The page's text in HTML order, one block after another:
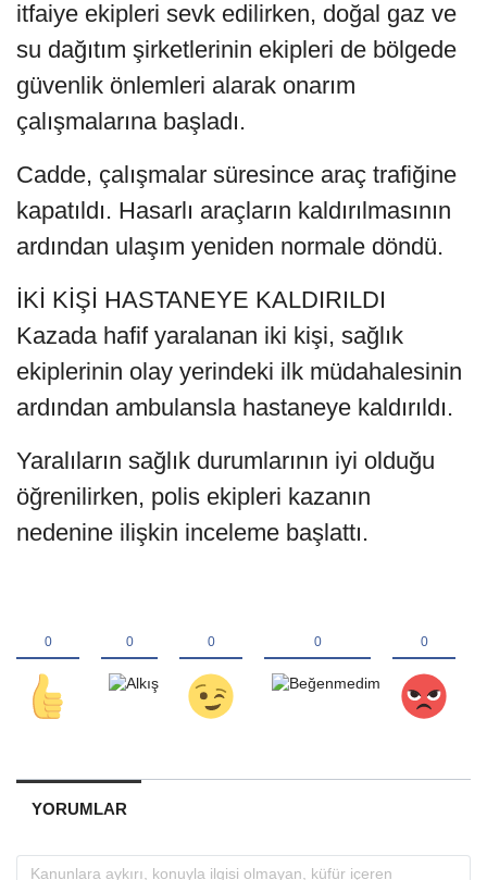
itfaiye ekipleri sevk edilirken, doğal gaz ve
su dağıtım şirketlerinin ekipleri de bölgede
güvenlik önlemleri alarak onarım
çalışmalarına başladı.
Cadde, çalışmalar süresince araç trafiğine
kapatıldı. Hasarlı araçların kaldırılmasının
ardından ulaşım yeniden normale döndü.
İKİ KİŞİ HASTANEYE KALDIRILDI
Kazada hafif yaralanan iki kişi, sağlık
ekiplerinin olay yerindeki ilk müdahalesinin
ardından ambulansla hastaneye kaldırıldı.
Yaralıların sağlık durumlarının iyi olduğu
öğrenilirken, polis ekipleri kazanın
nedenine ilişkin inceleme başlattı.
YORUMLAR